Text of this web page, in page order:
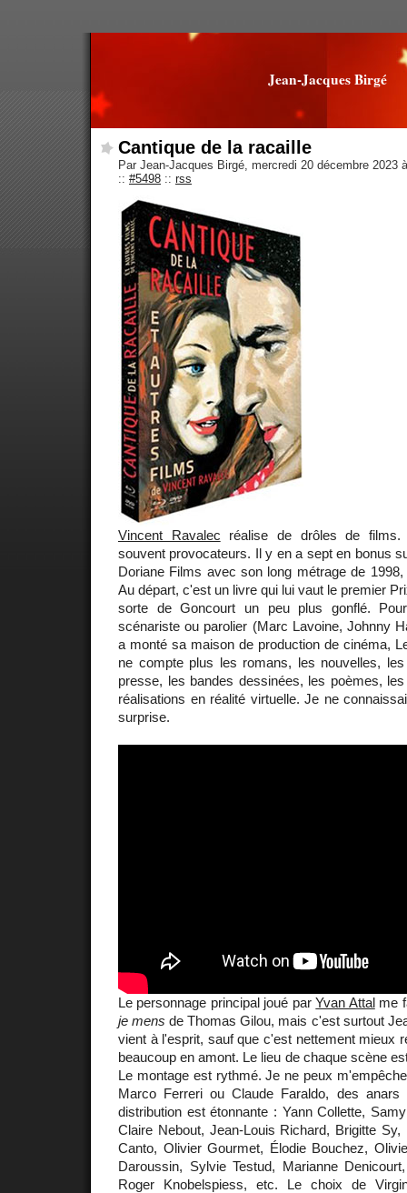
Jean-Jacques Birgé
Cantique de la racaille
Par Jean-Jacques Birgé, mercredi 20 décembre 2023
:: #5498 :: rss
Vincent Ravalec réalise de drôles de films.
souvent provocateurs. Il y en a sept en bonus
Doriane Films avec son long métrage de 1998,
Au départ, c'est un livre qui lui vaut le premier
sorte de Goncourt un peu plus gonflé.
scénariste ou parolier (Marc Lavoine, Johnny
a monté sa maison de production de cinéma,
ne compte plus les romans, les nouvelles,
presse, les bandes dessinées, les poèmes,
réalisations en réalité virtuelle. Je ne
surprise.
Le personnage principal joué parYvan Attalme
je mens de Thomas Gilou, mais c'est surtout
vient à l'esprit, sauf que c'est nettement mieux
beaucoup en amont. Le lieu de chaque scène
Le montage est rythmé. Je ne peux
Marco Ferreri ou Claude Faraldo, des
distribution est étonnante : Yann Collette,
Claire Nebout, Jean-Louis Richard, Brigitte
Canto, Olivier Gourmet, Élodie Bouchez,
Daroussin, Sylvie Testud, Marianne
Roger Knobelspiess, etc. Le choix de